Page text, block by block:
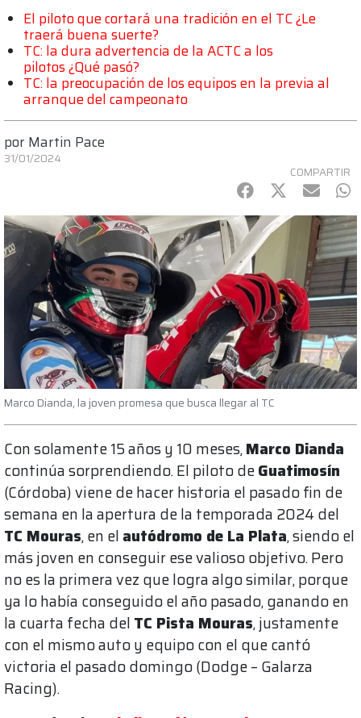
El piloto que cortará una tradición en el TC ¿Le
traerá buena suerte?
TC: la dura advertencia de la ACTC a los
pilotos ¿Qué pasó?
TC: la preocupación de los equipos en la previa al
arranque del campeonato
por Martin Pace
31/01/2024
COMPARTIR
Facebook
Twitter
mail
Marco Dianda, la joven promesa que busca llegar al TC
Con solamente 15 años y 10 meses,Marco Dianda
continúa sorprendiendo. El piloto deGuatimosín
(Córdoba) viene de hacer historia el pasado fin de
semana en la apertura de la temporada 2024 del
TC Mouras, en el autódromo de La Plata, siendo el
más joven en conseguir ese valioso objetivo. Pero
no es la primera vez que logra algo similar, porque
ya lo había conseguido el año pasado, ganando en
la cuarta fecha del TC Pista Mouras, justamente
con el mismo auto y equipo con el que cantó
victoria el pasado domingo (Dodge – Galarza
Racing).